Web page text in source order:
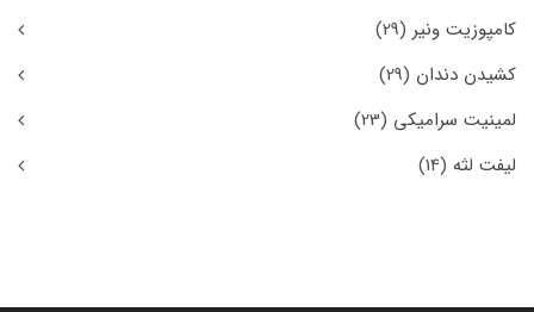
کامپوزیت ونیر (29)
کشیدن دندان (29)
لمینیت سرامیکی (23)
لیفت لثه (14)